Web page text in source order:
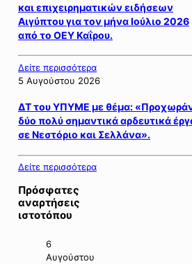
και επιχειρηματικών ειδήσεων
Αιγύπτου για τον μήνα Ιούλιο 2026
από το ΟΕΥ Καΐρου.
Δείτε περισσότερα
5 Αυγούστου 2026
ΔΤ του ΥΠΥΜΕ με θέμα:
δύο πολύ σημαντικά αρδευτικά
σε Νεστόριο και Σελλάνα».
Δείτε περισσότερα
Πρόσφατες
αναρτήσεις
ιστοτόπου
6
Αυγούστου